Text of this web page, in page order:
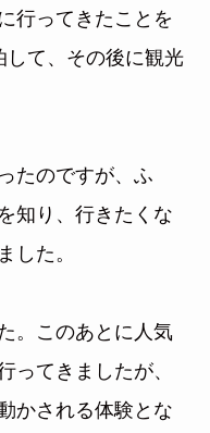
行ってきたことを
して、その後に観光
たのですが、ふ
知り、行きたくな
した。
。このあとに人気
ってきましたが、
かされる体験とな